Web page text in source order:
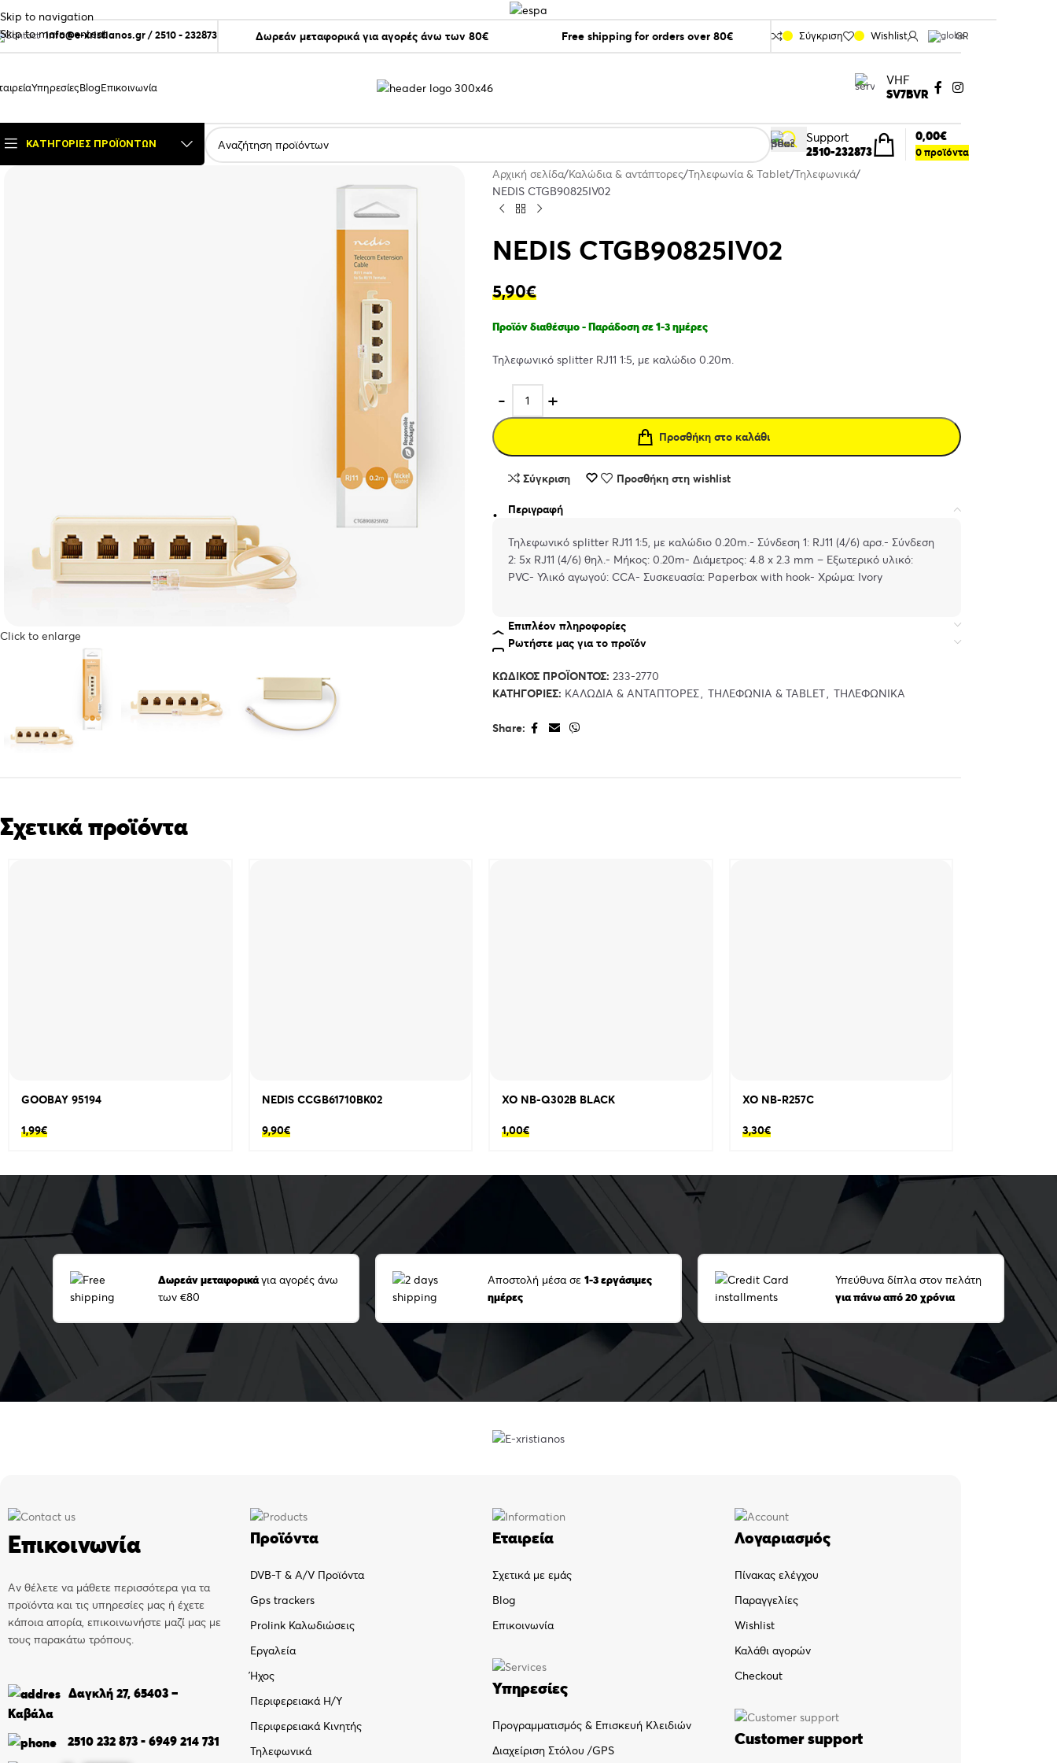
Skip to navigation
Skip to main content
info@e-xristianos.gr/2510 - 232873 Δωρεάν μεταφορικά για αγορές άνω των 80€ Free shipping for orders over 80€ Σύγκριση Wishlist GR
ΥπηρεσίεςBlogΕπικοινωνία
VHF
SV7BVR
ΚΑΤΗΓΟΡΊΕΣ ΠΡΟΪΌΝΤΩΝ
Support
2510-232873
0προϊόντα
0,00€
Click to enlarge
Αρχική σελίδα Καλώδια & αντάπτορες Τηλεφωνία & Tablet Τηλεφωνικά
NEDIS CTGB90825IV02
NEDIS CTGB90825IV02
5,90€
Προϊόν διαθέσιμο - Παράδοση σε 1-3 ημέρες
Τηλεφωνικό splitter RJ11 1:5, με καλώδιο 0.20m.
Προσθήκη στο καλάθι
Σύγκριση Προσθήκη στη wishlist
Περιγραφή
Τηλεφωνικό splitter RJ11 1:5, με καλώδιο 0.20m.- Σύνδεση 1: RJ11 (4/6) αρσ.- Σύνδεση
2: 5x RJ11 (4/6) θηλ.- Μήκος: 0.20m- Διάμετρος: 4.8 x 2.3 mm – Εξωτερικό υλικό:
PVC- Υλικό αγωγού: CCA- Συσκευασία: Paperbox with hook- Χρώμα: Ivory
Επιπλέον πληροφορίες
Ρωτήστε μας για το προϊόν
ΚΩΔΙΚΌΣ ΠΡΟΪΌΝΤΟΣ: 233-2770
ΚΑΤΗΓΟΡΊΕΣ: ΚΑΛΏΔΙΑ & ΑΝΤΆΠΤΟΡΕΣ ΤΗΛΕΦΩΝΊΑ & TABLET ΤΗΛΕΦΩΝΙΚΆ
Share:
Σχετικά προϊόντα
GOOBAY 95194
1,99€
NEDIS CCGB61710BK02
9,90€
XO NB-Q302B BLACK
1,00€
XO NB-R257C
3,30€
Δωρεάν μεταφορικάγια αγορές άνω
των €80
Αποστολή μέσα σε 1-3 εργάσιμες
ημέρες
Υπεύθυνα δίπλα στον πελάτη
για πάνω από 20 χρόνια
Επικοινωνία
Αν θέλετε να μάθετε περισσότερα για τα
προϊόντα και τις υπηρεσίες μας ή έχετε
κάποια απορία, επικοινωνήστε μαζί μας με
τους παρακάτω τρόπους.
Δαγκλή 27, 65403 –
Καβάλα
2510 232 873 - 6949 214 731
Προϊόντα
DVB-T & A/V Προϊόντα
Gps trackers
Prolink Καλωδιώσεις
Εργαλεία
Ήχος
Περιφερειακά Η/Υ
Περιφερειακά Κινητής
Τηλεφωνικά
Εταιρεία
Σχετικά με εμάς
Blog
Επικοινωνία
Υπηρεσίες
Προγραμματισμός & Επισκευή Κλειδιών
Διαχείριση Στόλου /GPS
Λογαριασμός
Πίνακας ελέγχου
Παραγγελίες
Wishlist
Καλάθι αγορών
Checkout
Customer support